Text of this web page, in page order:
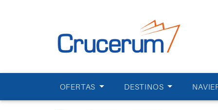
OFERTAS DESTINOS